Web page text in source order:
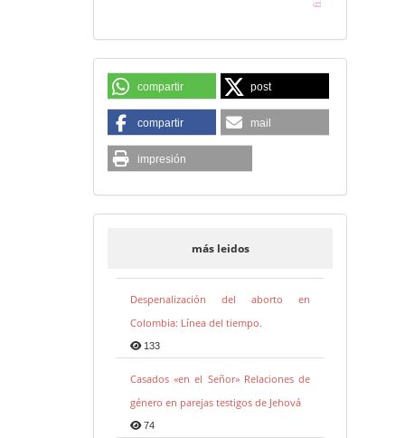
compartir post
compartir mail
impresión
más leidos
Despenalización del aborto en
Colombia: Línea del tiempo.
133
Casados «en el Señor» Relaciones de
género en parejas testigos de Jehová
74